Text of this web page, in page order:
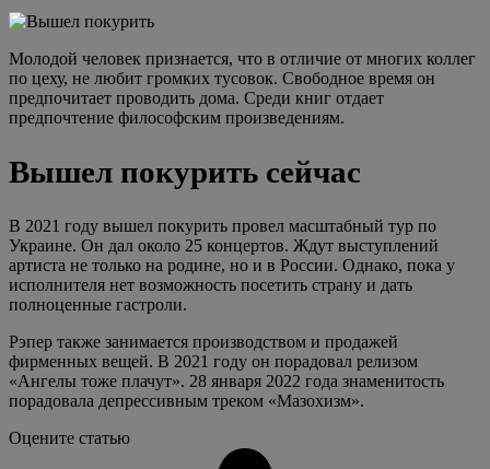
Молодой человек признается, что в отличие от многих коллег
по цеху, не любит громких тусовок. Свободное время он
предпочитает проводить дома. Среди книг отдает
предпочтение философским произведениям.
Вышел покурить сейчас
В 2021 году вышел покурить провел масштабный тур по
Украине. Он дал около 25 концертов. Ждут выступлений
артиста не только на родине, но и в России. Однако, пока у
исполнителя нет возможность посетить страну и дать
полноценные гастроли.
Рэпер также занимается производством и продажей
фирменных вещей. В 2021 году он порадовал релизом
«Ангелы тоже плачут». 28 января 2022 года знаменитость
порадовала депрессивным треком «Мазохизм».
Оцените статью